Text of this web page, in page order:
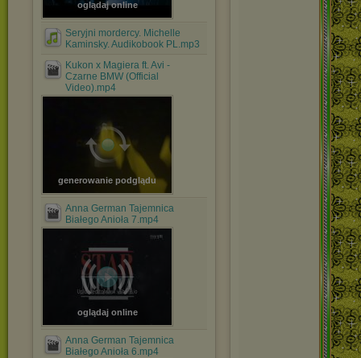
oglądaj online
Seryjni mordercy. Michelle
Kaminsky. Audikobook PL.mp3
Kukon x Magiera ft. Avi -
Czarne BMW (Official
Video).mp4
generowanie podglądu
Anna German Tajemnica
Białego Anioła 7.mp4
oglądaj online
Anna German Tajemnica
Białego Anioła 6.mp4